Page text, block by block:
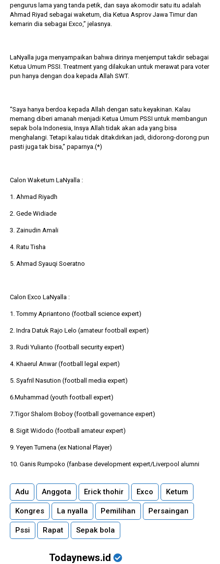
pengurus lama yang tanda petik, dan saya akomodir satu itu adalah
Ahmad Riyad sebagai waketum, dia Ketua Asprov Jawa Timur dan
kemarin dia sebagai Exco,” jelasnya.
LaNyalla juga menyampaikan bahwa dirinya menjemput takdir sebagai
Ketua Umum PSSI. Treatment yang dilakukan untuk merawat para voter
pun hanya dengan doa kepada Allah SWT.
“Saya hanya berdoa kepada Allah dengan satu keyakinan. Kalau
memang diberi amanah menjadi Ketua Umum PSSI untuk membangun
sepak bola Indonesia, Insya Allah tidak akan ada yang bisa
menghalangi. Tetapi kalau tidak ditakdirkan jadi, didorong-dorong pun
pasti juga tak bisa,” paparnya.(*)
Calon Waketum LaNyalla :
1. Ahmad Riyadh
2. Gede Widiade
3. Zainudin Amali
4. Ratu Tisha
5. Ahmad Syauqi Soeratno
Calon Exco LaNyalla :
1. Tommy Apriantono (football science expert)
2. Indra Datuk Rajo Lelo (amateur football expert)
3. Rudi Yulianto (football security expert)
4. Khaerul Anwar (football legal expert)
5. Syafril Nasution (football media expert)
6.Muhammad (youth football expert)
7.Tigor Shalom Boboy (football governance expert)
8. Sigit Widodo (football amateur expert)
9. Yeyen Tumena (ex National Player)
10. Ganis Rumpoko (fanbase development expert/Liverpool alumni
Adu Anggota Erick thohir Exco Ketum
Kongres La nyalla Pemilihan Persaingan
Pssi Rapat Sepak bola
Todaynews.id